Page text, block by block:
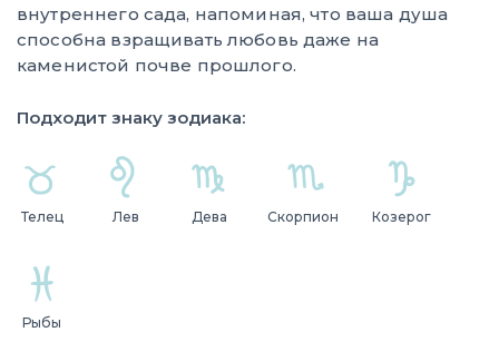
внутреннего сада, напоминая, что ваша душа
способна взращивать любовь даже на
каменистой почве прошлого.
Подходит знаку зодиака:
Телец Лев Дева Скорпион Козерог
Рыбы